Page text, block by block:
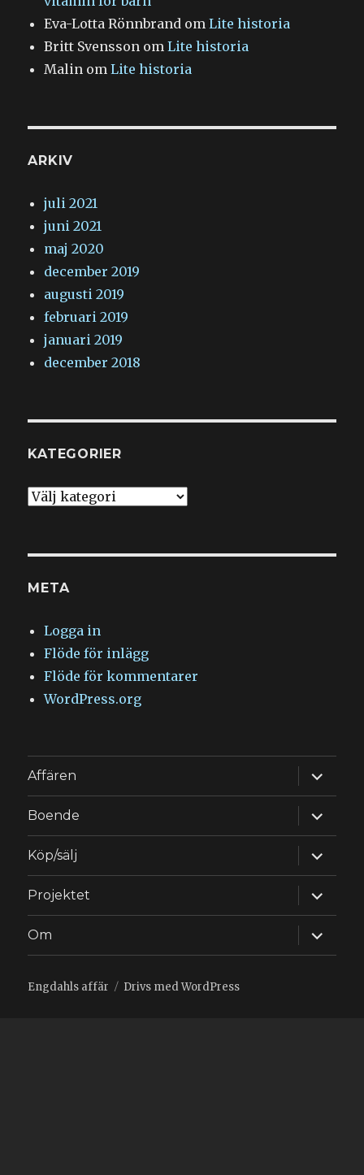
Eva-Lotta Rönnbrand omLite historia
Britt Svensson omLite historia
Malin omLite historia
ARKIV
juli 2021
juni 2021
maj 2020
december 2019
augusti 2019
februari 2019
januari 2019
december 2018
KATEGORIER
Kategorier
META
Logga in
Flöde för inlägg
Flöde för kommentarer
WordPress.org
Affären
Boende
Köp/sälj
Projektet
Om
Engdahls affär Drivs med WordPress